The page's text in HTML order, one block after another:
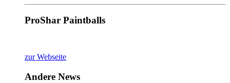
ProShar Paintballs
zur Webseite
Andere News